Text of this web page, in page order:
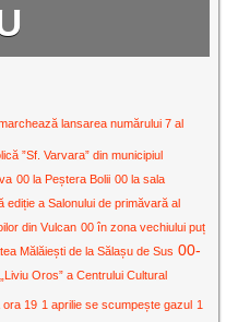
lansarea numărului 7 al
”Sf. Varvara” din municipiul
00 la Peștera Bolii 00 la sala
ediție a Salonului de primăvară al
din Vulcan 00 în zona vechiului puț
Mălăiești de la Sălașu de Sus 00-
Oros” a Centrului Cultural
ora 19 1 aprilie se scumpește gazul 1